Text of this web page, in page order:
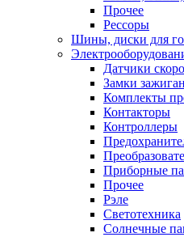
Прочее
Рессоры
Шины, диски для
Датчики
Замки
Комплекты
Контакторы
Контроллеры
Приборные
Прочее
Рэле
Светотехника
Солнечные